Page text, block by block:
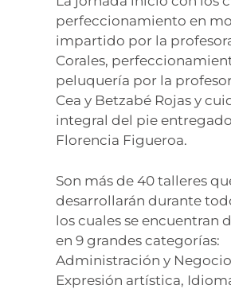
perfeccionamiento en
impartido por la
Corales,
peluquería por la
Cea y Betzabé Rojas y
integral del pie
Florencia Figueroa.
Son más de 40 talleres
desarrollarán durante
los cuales se encuentran
en 9 grandes categorías:
Administración y
Expresión artística,